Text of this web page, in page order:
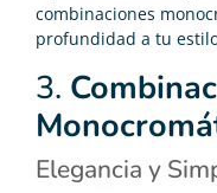
combinaciones
profundidad a tu
3.
Elegancia y